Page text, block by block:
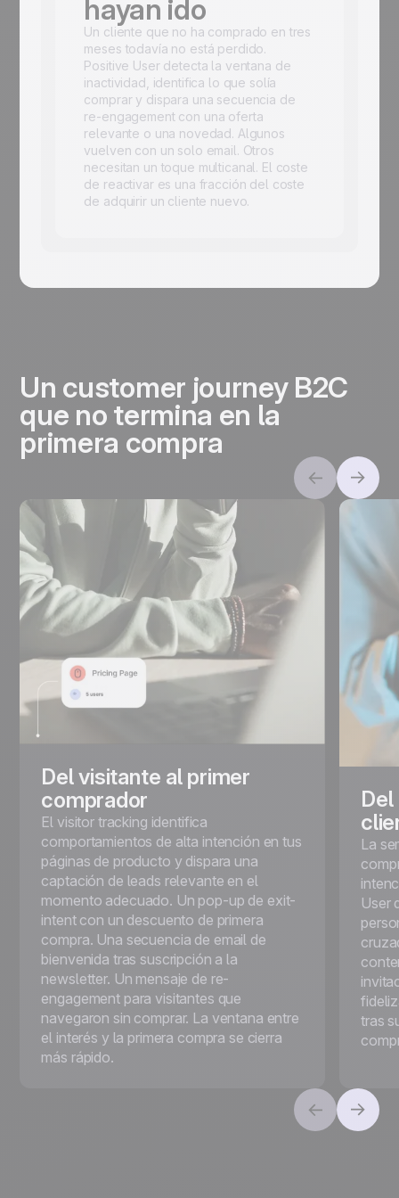
hayan ido
Un cliente que no ha comprado en tres
meses todavía no está perdido.
Positive User detecta la ventana de
inactividad, identifica lo que solía
comprar y dispara una secuencia de
re-engagement con una oferta
relevante o una novedad. Algunos
vuelven con un solo email. Otros
necesitan un toque multicanal. El coste
de reactivar es una fracción del coste
de adquirir un cliente nuevo.
Un customer journey B2C
que no termina en la
primera compra
Del visitante al primer
comprador
El visitor tracking identifica
comportamientos de alta intención en tus
páginas de producto y dispara una
captación de leads relevante en el
momento adecuado. Un pop-up de exit-
intent con un descuento de primera
compra. Una secuencia de email de
bienvenida tras suscripción a la
newsletter. Un mensaje de re-
engagement para visitantes que
navegaron sin comprar. La ventana entre
el interés y la primera compra se cierra
más rápido.
La
User
tras